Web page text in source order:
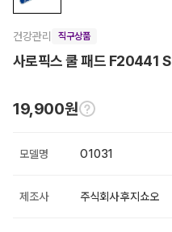
건강관리 직구상품
사로픽스 쿨 패드 F20441 S
19,900원
모델명 O1031
제조사 주식회사 후지쇼오